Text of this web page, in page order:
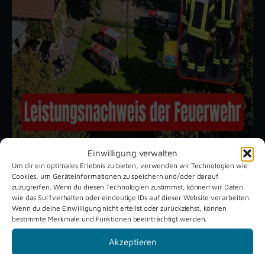
Einwilligung verwalten
Um dir ein optimales Erlebnis zu bieten, verwenden wir Technologien wie
Cookies, um Geräteinformationen zu speichern und/oder darauf
zuzugreifen. Wenn du diesen Technologien zustimmst, können wir Daten
wie das Surfverhalten oder eindeutige IDs auf dieser Website verarbeiten.
Wenn du deine Einwilligung nicht erteilst oder zurückziehst, können
bestimmte Merkmale und Funktionen beeinträchtigt werden.
Akzeptieren
Unsere aktuellen Reportagen
Schützenfest
Verne 2026
Dreckburg